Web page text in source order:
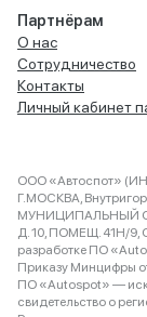
Партнёрам
О нас
Сотрудничество
Контакты
Личный кабинет
ООО «Автоспот»
Г.МОСКВА,
МУНИЦИПАЛЬНЫЙ
Д. 10, ПОМЕЩ. 41Н/9,
разработке ПО
Приказу Минцифры
ПО «Autospot» —
свидетельство о